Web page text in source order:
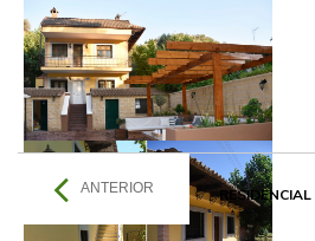
ANTERIOR RESIDENCIAL